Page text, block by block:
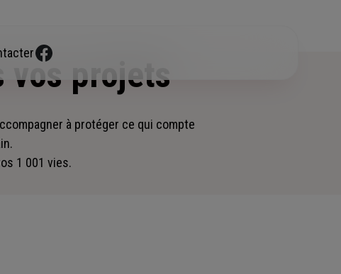
vos projets
à protéger ce qui compte
1 001 vies.